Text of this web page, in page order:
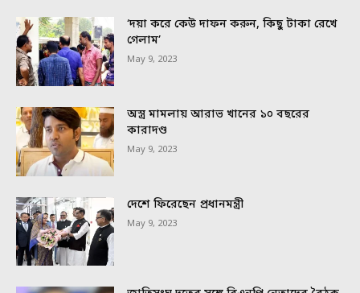
‘দয়া করে কেউ দাফন করুন, কিছু টাকা রেখে
গেলাম’
May 9, 2023
অস্ত্র মামলায় আরাভ খানের ১০ বছরের
কারাদণ্ড
May 9, 2023
দেশে ফিরেছেন প্রধানমন্ত্রী
May 9, 2023